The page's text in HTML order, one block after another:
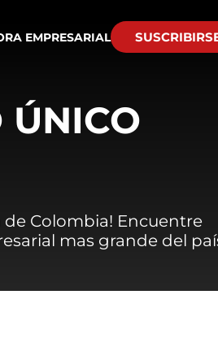
EMPRESARIAL
ÚNICO
de Colombia! Encuentre
mas grande del